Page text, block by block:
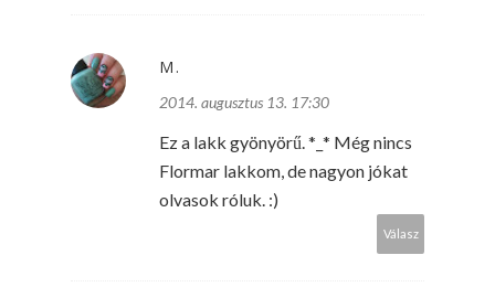
M.
2014. augusztus 13. 17:30
Ez a lakk gyönyörű. *_* Még nincs
Flormar lakkom, de nagyon jókat
olvasok róluk. :)
Válasz